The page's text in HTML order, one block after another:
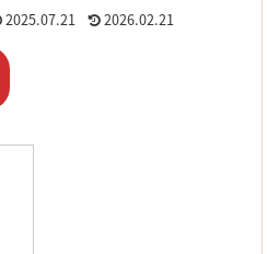
2025.07.21 2026.02.21